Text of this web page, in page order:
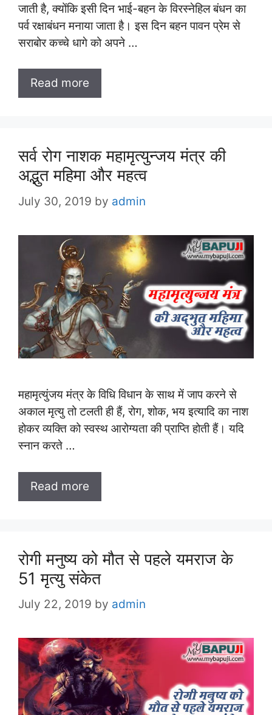
जाती है, क्योंकि इसी दिन भाई-बहन के विरस्नेहिल बंधन का
पर्व रक्षाबंधन मनाया जाता है। इस दिन बहन पावन प्रेम से
सराबोर कच्चे धागे को अपने …
Read more
सर्व रोग नाशक महामृत्युन्जय मंत्र की
अद्भुत महिमा और महत्व
July 30, 2019 by admin
महामृत्युंजय मंत्र के विधि विधान के साथ में जाप करने से
अकाल मृत्यु तो टलती ही हैं, रोग, शोक, भय इत्यादि का नाश
होकर व्यक्ति को स्वस्थ आरोग्यता की प्राप्ति होती हैं। यदि
स्नान करते …
Read more
रोगी मनुष्य को मौत से पहले यमराज के
51 मृत्यु संकेत
July 22, 2019 by admin